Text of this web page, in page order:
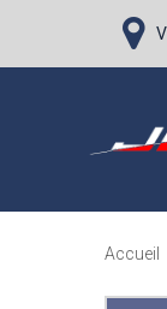
Accueil